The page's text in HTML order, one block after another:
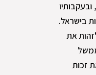
בישראל.
את
זכות